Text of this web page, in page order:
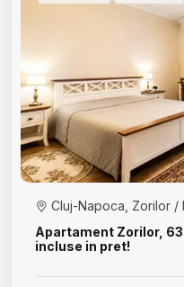
Apartament Zorilor,
incluse in pret!
Cluj-Napoca, Zorilor /